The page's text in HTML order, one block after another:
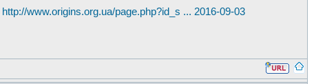
http://www.origins.org.ua/page.php?id_s ... 2016-09-03